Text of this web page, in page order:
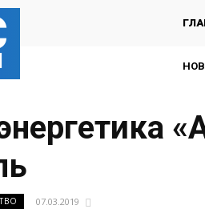
07.03.2019